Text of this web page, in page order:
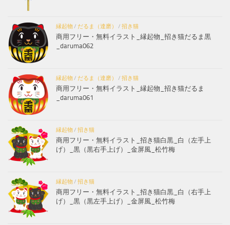
縁起物/ だるま（達磨） / 招き猫
商用フリー・無料イラスト_縁起物_招き猫だるま黒
_daruma062
縁起物/ だるま（達磨） / 招き猫
商用フリー・無料イラスト_縁起物_招き猫だるま
_daruma061
縁起物/ 招き猫
商用フリー・無料イラスト_招き猫白黒_白（左手上
げ）_黒（黒右手上げ）_金屏風_松竹梅
縁起物/ 招き猫
商用フリー・無料イラスト_招き猫白黒_白（右手上
げ）_黒（黒左手上げ）_金屏風_松竹梅